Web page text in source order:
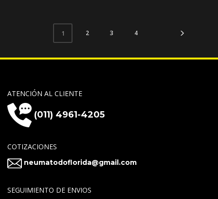
1 2 3 4
ATENCIÓN AL CLIENTE
(011) 4961-4205
COTIZACIONES
neumatodoflorida@gmail.com
SEGUIMIENTO DE ENVIOS